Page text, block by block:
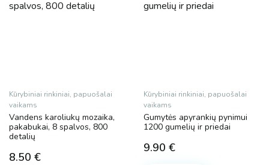
Kūrybiniai rinkiniai, papuošalai
vaikams
Vandens karoliukų mozaika,
pakabukai, 8 spalvos, 800
detalių
8.50 €
Kūrybiniai rinkiniai, papuošalai
vaikams
Gumytės apyrankių pynimui
1200 gumelių ir priedai
9.90 €